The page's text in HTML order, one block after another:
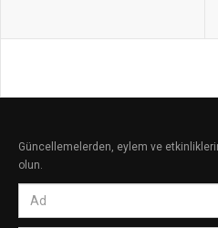
Güncellemelerden, eylem ve
olun.